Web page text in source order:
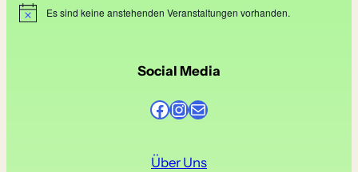
H
Es sind keine anstehenden Veranstaltungen vorhanden.
Social Media
Facebook InstagramE-Mail
Über Uns